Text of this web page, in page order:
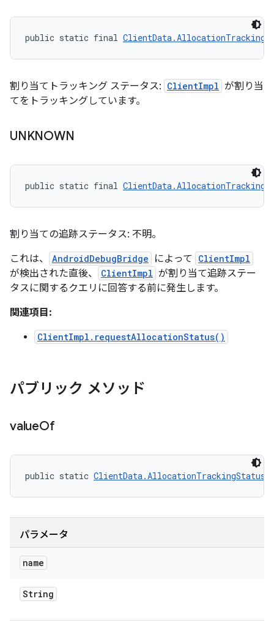
public static final
割り当てトラッキング ステータス: ClientImpl が割り当
てをトラッキングしています。
UNKNOWN
public static final
割り当ての追跡ステータス: 不明。
これは、
AndroidDebugBridge によって ClientImpl
が検出された直後、 ClientImpl が割り当て追跡ステー
タスに関するクエリに回答する前に発生します。
関連項目:
ClientImpl.requestAllocationStatus()
パブリック メソッド
valueOf
public static ClientData.AllocationTrackingStatus
パラメータ
name
String